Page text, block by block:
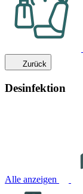
Zurück
Desinfektion
Alle anzeigen